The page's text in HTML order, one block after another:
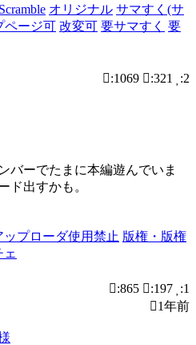
オリジナル サマすく(サ
ページ可 改変可 要サマすく 要
:1069
:321
:2
バーでたまに本編遊んでいま
ド出すかも。
ップローダ使用禁止 版権・版権
:865
:197 :1
1年前